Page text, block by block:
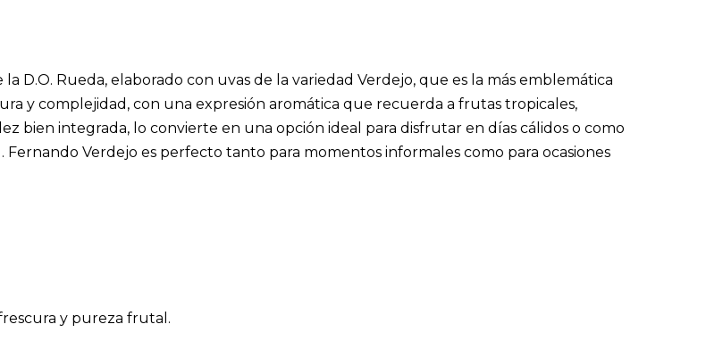
D.O. Rueda, elaborado con uvas de la variedad Verdejo, que es la más emblemática
y complejidad, con una expresión aromática que recuerda a frutas tropicales,
bien integrada, lo convierte en una opción ideal para disfrutar en días cálidos o como
Verdejo es perfecto tanto para momentos informales como para ocasiones
y pureza frutal.